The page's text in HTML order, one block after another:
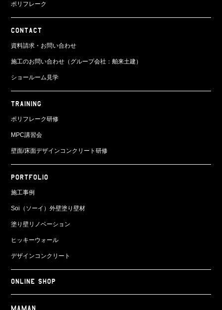
ポリフレーク
CONTACT
資料請求・お問い合わせ
施工のお問い合わせ（グループ会社：舶来土建）
ショールーム見学
TRAINING
ポリフレーク研修
MPC講習会
壁面/床面デザインコンクリート研修
PORTFOLIO
施工事例
Soi（ソーイ）外壁塗り壁材
塗り壁リノベーション
ヒッキーウォール
デザインコンクリート
ONLINE SHOP
Maman